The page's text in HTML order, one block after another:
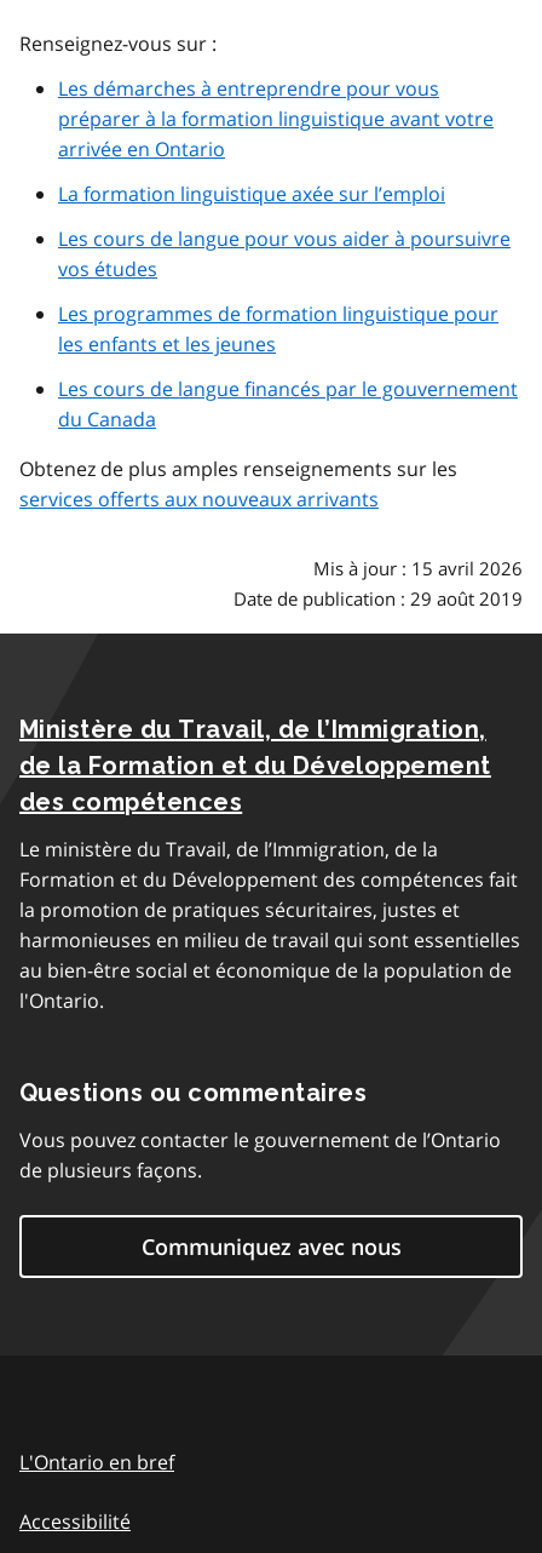
Renseignez-vous sur :
Les démarches à entreprendre pour vous
préparer à la formation linguistique avant votre
arrivée en Ontario
La formation linguistique axée sur l’emploi
Les cours de langue pour vous aider à poursuivre
vos études
Les programmes de formation linguistique pour
les enfants et les jeunes
Les cours de langue financés par le gouvernement
du Canada
Obtenez de plus amples renseignements sur les
services offerts aux nouveaux arrivants
Mis à jour : 15 avril 2026
Date de publication : 29 août 2019
Ministère du Travail, de l’Immigration,
de la Formation et du Développement
des compétences
Le ministère du Travail, de l’Immigration, de la
Formation et du Développement des compétences fait
la promotion de pratiques sécuritaires, justes et
harmonieuses en milieu de travail qui sont essentielles
au bien-être social et économique de la population de
l'Ontario.
Questions ou commentaires
Vous pouvez contacter le gouvernement de l’Ontario
de plusieurs façons.
Communiquez avec nous
L'Ontario en bref
Accessibilité